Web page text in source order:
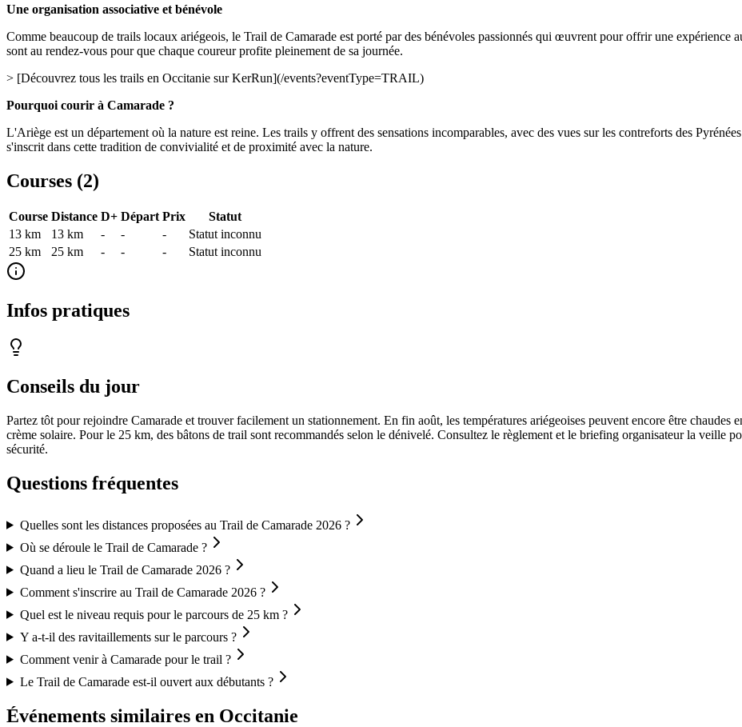
Une organisation associative et bénévole
Comme beaucoup de trails locaux ariégeois, le Trail de Camarade est porté par des bénévoles passionnés qui œuvrent pour offrir une expérience
sont au rendez-vous pour que chaque coureur profite pleinement de sa journée.
> [Découvrez tous les trails en Occitanie sur KerRun](/events?eventType=TRAIL)
Pourquoi courir à Camarade ?
L'Ariège est un département où la nature est reine. Les trails y offrent des sensations incomparables, avec des vues sur les contreforts des
s'inscrit dans cette tradition de convivialité et de proximité avec la nature.
Courses (2)
Course Distance D+ Départ Prix
Statut
13 km
13 km - - -
Statut inconnu
25 km
25 km - - - Statut inconnu
Infos pratiques
Conseils du jour
Partez tôt pour rejoindre Camarade et trouver facilement un stationnement. En fin août, les températures ariégeoises peuvent encore être
crème solaire. Pour le 25 km, des bâtons de trail sont recommandés selon le dénivelé. Consultez le règlement et le briefing organisateur la veille
sécurité.
Questions fréquentes
Quelles sont les distances proposées au Trail de Camarade 2026 ?
Où se déroule le Trail de Camarade ?
Quand a lieu le Trail de Camarade 2026 ?
Comment s'inscrire au Trail de Camarade 2026 ?
Quel est le niveau requis pour le parcours de 25 km ?
Y a-t-il des ravitaillements sur le parcours ?
Comment venir à Camarade pour le trail ?
Le Trail de Camarade est-il ouvert aux débutants ?
Événements similaires en Occitanie